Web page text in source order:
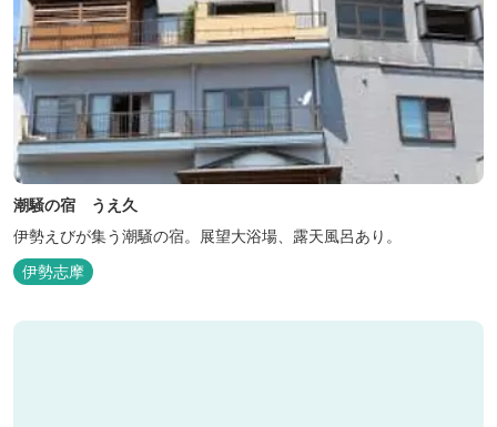
潮騒の宿 うえ久
伊勢えびが集う潮騒の宿。展望大浴場、露天風呂あり。
伊勢志摩